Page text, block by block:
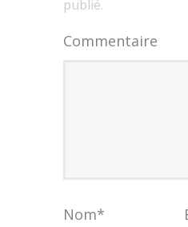
publié.
Commentaire
Nom*